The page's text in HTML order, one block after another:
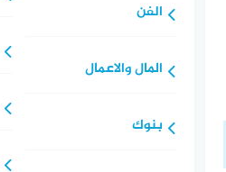
الفن
المال والاعمال
بنوك